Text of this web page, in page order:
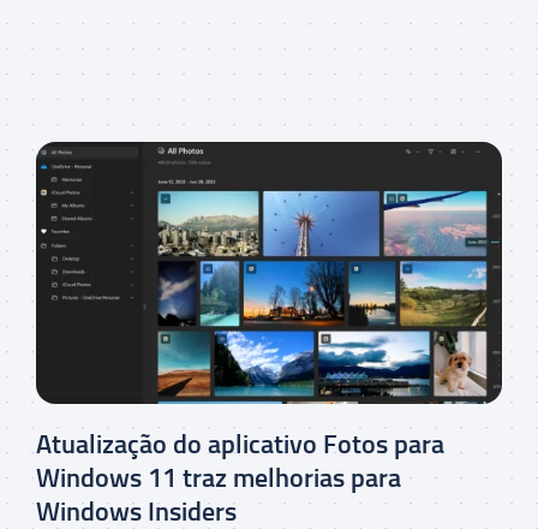
Atualização do aplicativo Fotos para
Windows 11 traz melhorias para
Windows Insiders